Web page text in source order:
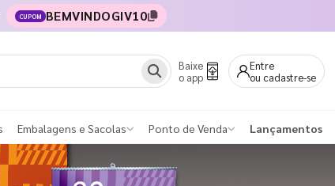
CUPOM BEMVINDOGIV10
Baixe
o app
Entre
ou cadastre-se
Embalagens e Sacolas Ponto de Venda Lançamentos